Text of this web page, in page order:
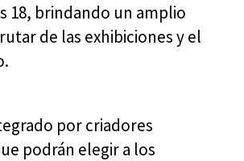
18, brindando un amplio
de las exhibiciones y el
por criadores
podrán elegir a los